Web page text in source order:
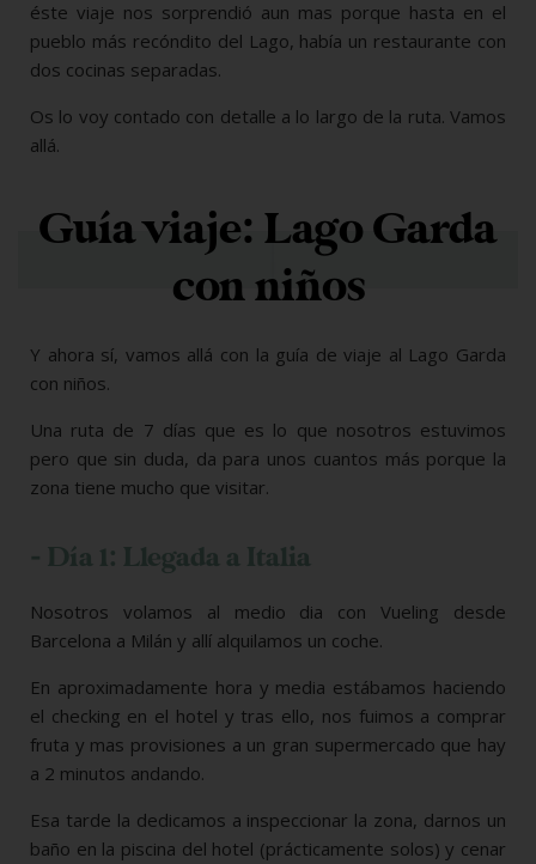
éste viaje nos sorprendió aun mas porque hasta en el
pueblo más recóndito del Lago, había un restaurante con
dos cocinas separadas.
Os lo voy contado con detalle a lo largo de la ruta. Vamos
allá.
Guía viaje: Lago Garda
con niños
Y ahora sí, vamos allá con la guía de viaje al Lago Garda
con niños.
Una ruta de 7 días que es lo que nosotros estuvimos
pero que sin duda, da para unos cuantos más porque la
zona tiene mucho que visitar.
- Día 1: Llegada a Italia
Nosotros volamos al medio dia con Vueling desde
Barcelona a Milán y allí alquilamos un coche.
En aproximadamente hora y media estábamos haciendo
el checking en el hotel y tras ello, nos fuimos a comprar
fruta y mas provisiones a un gran supermercado que hay
a 2 minutos andando.
Esa tarde la dedicamos a inspeccionar la zona, darnos un
baño en la piscina del hotel (prácticamente solos) y cenar